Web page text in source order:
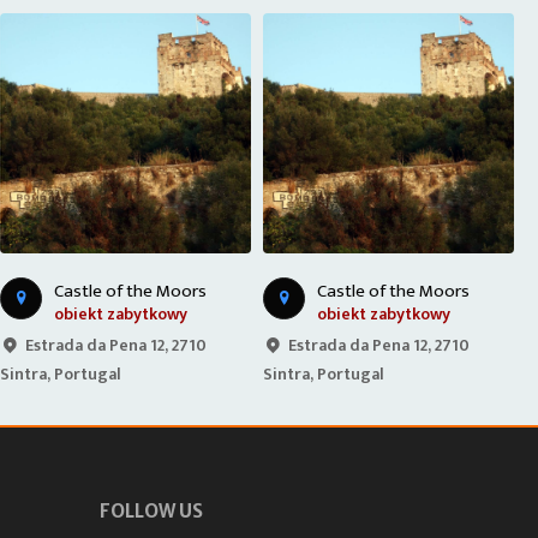
Castle of the Moors
obiekt zabytkowy
Estrada da Pena 12, 2710
Sintra, Portugal
Castle of the Moors
obiekt zabytkowy
Estrada da Pena 12, 2710
Sintra, Portugal
FOLLOW US